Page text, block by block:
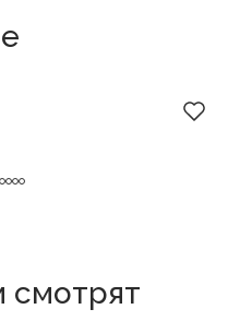
смотрят